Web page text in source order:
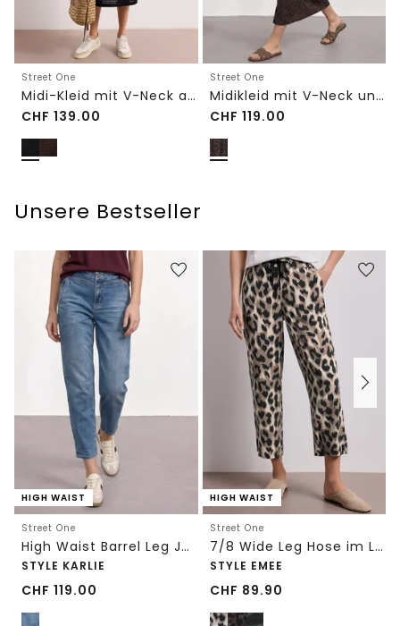
Street One
Midi-Kleid mit V-Neck aus Spitze
CHF 139.00
Street One
Midikleid mit V-Neck und Leo-Print
CHF 119.00
Unsere Bestseller
HIGH WAIST
Street One
High Waist Barrel Leg Jeans im Loose Fit
STYLE KARLIE
CHF 119.00
HIGH WAIST
Street One
7/8 Wide Leg Hose im Loose Fit mit Print
STYLE EMEE
CHF 89.90